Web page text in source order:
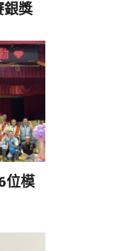
銀獎
位模